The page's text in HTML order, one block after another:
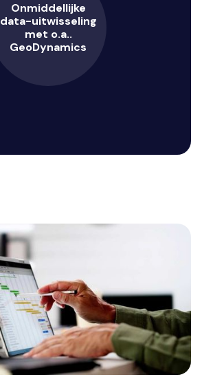
Onmiddellijke
data-uitwisseling
met o.a..
GeoDynamics